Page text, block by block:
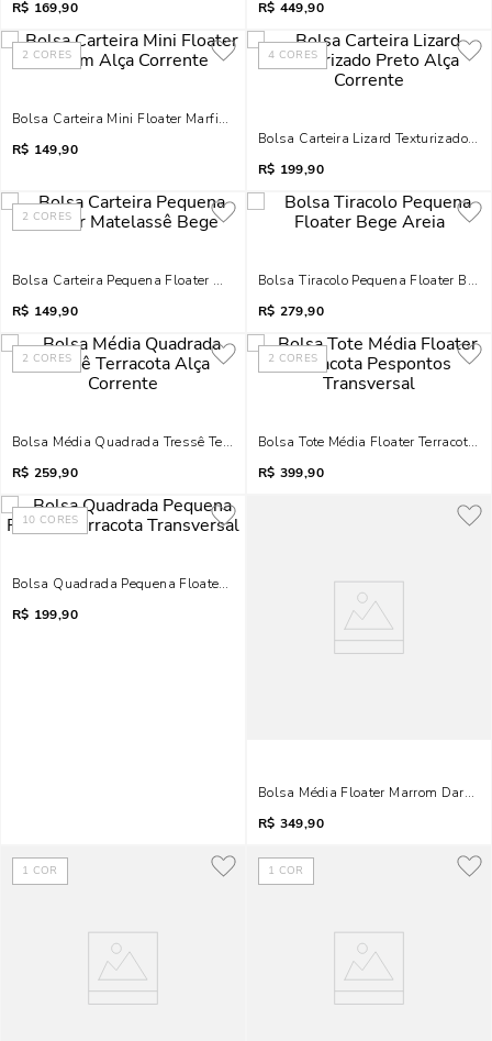
R$ 169,90 R$ 449,90
2 CORES
Bolsa Carteira Mini Floater Marfim Alça Corrente
R$ 149,90
4 CORES
Bolsa Carteira Lizard Texturizado
R$ 199,90
2 CORES
Bolsa Carteira Pequena Floater Matelassê Bege
R$ 149,90
Bolsa Tiracolo Pequena Floater
R$ 279,90
2 CORES
Bolsa Média Quadrada Tressê Terracota Alça Corrente
R$ 259,90
2 CORES
Bolsa Tote Média Floater Terracota
R$ 399,90
10 CORES
Bolsa Quadrada Pequena Floater Terracota Transversal
R$ 199,90
Bolsa Média Floater Marrom Dark
R$ 349,90
1 COR 1 COR